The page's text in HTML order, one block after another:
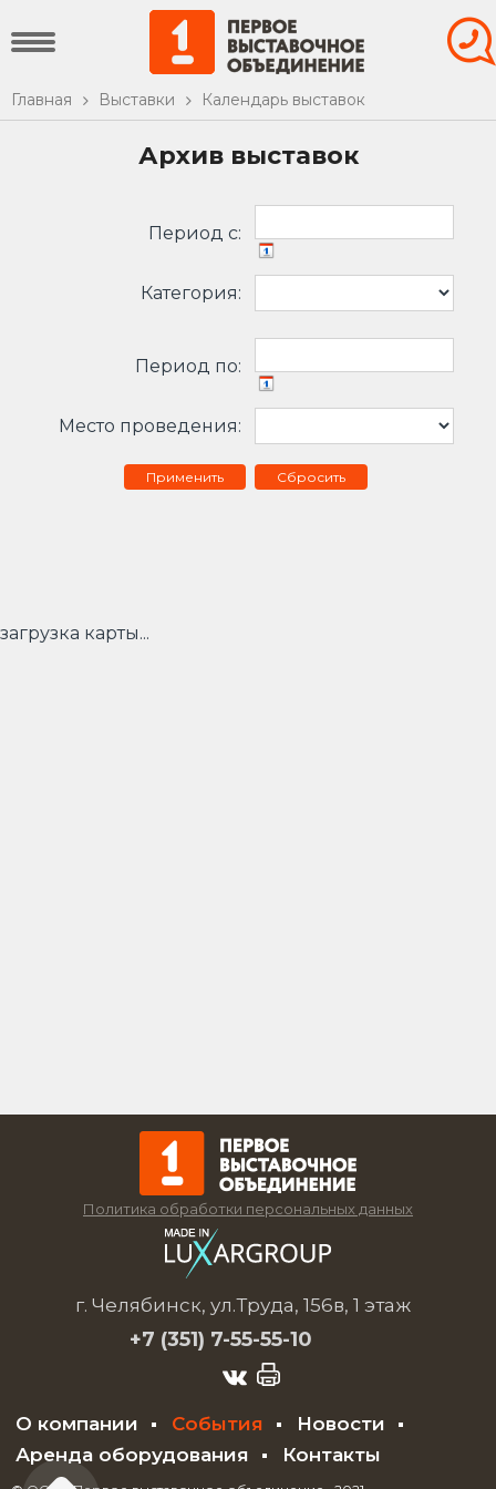
Главная Выставки Календарь выставок
Архив выставок
Период c:
Категория:
Период по:
Место проведения:
Сбросить
загрузка карты...
Политика обработки персональных данных
г. Челябинск, ул.Труда, 156в, 1 этаж
+7 (351) 7-55-55-10
О компании События
Новости
Аренда оборудования
Контакты